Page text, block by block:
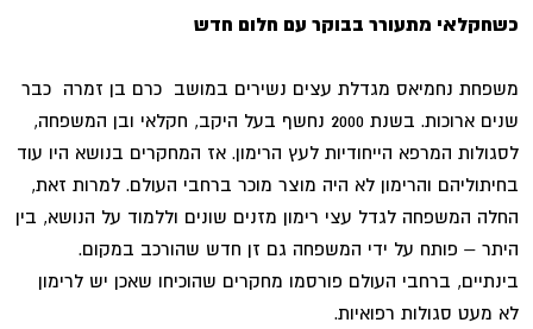
כשחקלאי מתעורר בבוקר עם חלום חדש
משפחת נחמיאס מגדלת עצים נשירים במושב כרם בן זמרה כבר
שנים ארוכות. בשנת 2000 נחשף בעל היקב, חקלאי ובן המשפחה,
לסגולות המרפא הייחודיות לעץ הרימון. אז המחקרים בנושא היו עוד
בחיתוליהם והרימון לא היה מוצר מוכר ברחבי העולם. למרות זאת,
החלה המשפחה לגדל עצי רימון מזנים שונים וללמוד על הנושא, בין
היתר – פותח על ידי המשפחה גם זן חדש שהורכב במקום.
בינתיים, ברחבי העולם פורסמו מחקרים שהוכיחו שאכן יש לרימון
לא מעט סגולות רפואיות.